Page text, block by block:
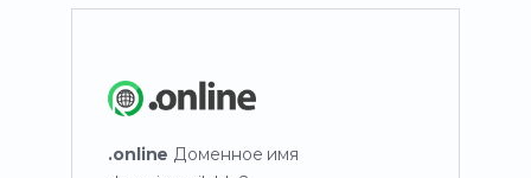
.online Доменное имя